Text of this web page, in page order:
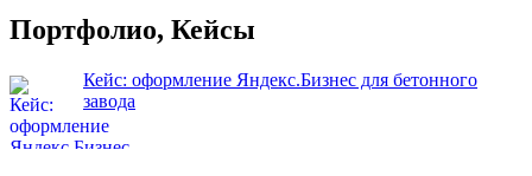
Портфолио, Кейсы
Кейс: оформление Яндекс.Бизнес для бетонного
завода